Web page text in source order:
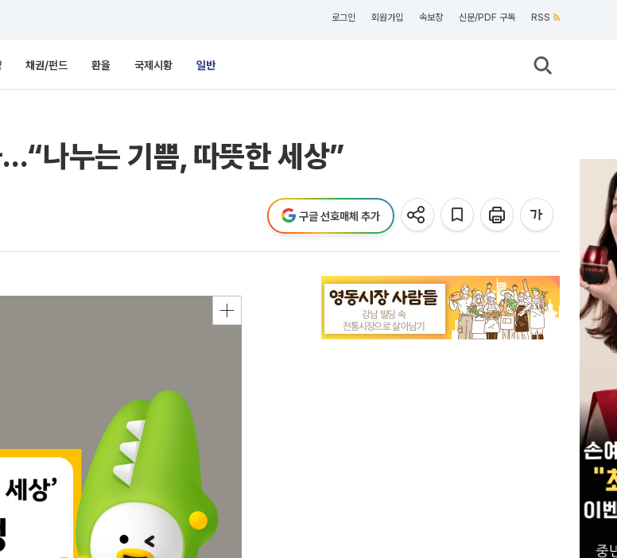
로그인 회원가입 속보창 신문/PDF 구독 RSS
채권/펀드 환율 국제시황 일반
나누는 기쁨, 따뜻한 세상”
구글 선호매체 추가